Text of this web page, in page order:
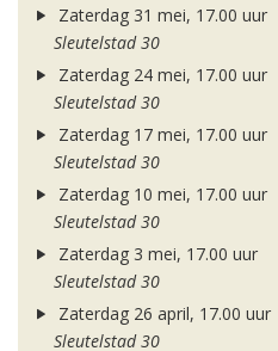
Zaterdag 31 mei, 17.00 uur
Sleutelstad 30
Zaterdag 24 mei, 17.00 uur
Sleutelstad 30
Zaterdag 17 mei, 17.00 uur
Sleutelstad 30
Zaterdag 10 mei, 17.00 uur
Sleutelstad 30
Zaterdag 3 mei, 17.00 uur
Sleutelstad 30
Zaterdag 26 april, 17.00 uur
Sleutelstad 30